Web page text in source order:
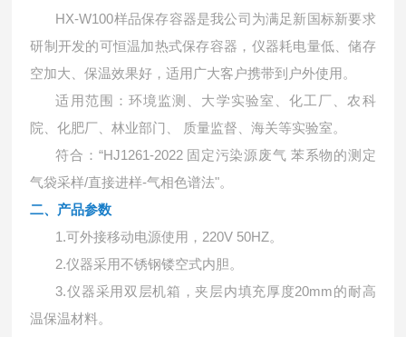
HX-W100样品保存容器是我公司为满足新国标新要求
研制开发的可恒温加热式保存容器，仪器耗电量低、储存
空加大、保温效果好，适用广大客户携带到户外使用。
适用范围：环境监测、大学实验室、化工厂、农科
院、化肥厂、林业部门、
质量监督、海关等实验室。
符合： “HJ1261-2022 固定污染源废气 苯系物的测定
气袋采样/直接进样-气相色谱法"。
二、产品参数
1.可外接移动电源使用， 220V 50HZ。
2.仪器采用不锈钢镂空式内胆。
3.仪器采用双层机箱，夹层内填充厚度20mm的耐高
温保温材料。